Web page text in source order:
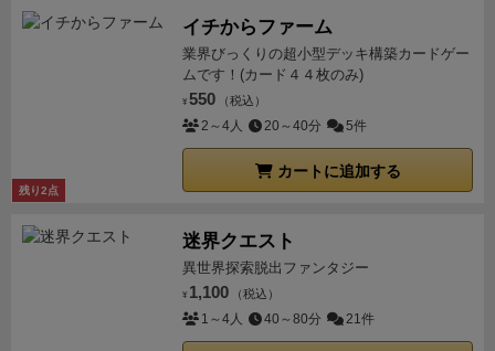
残り2点
イチからファーム
業界びっくりの超小型デッキ構築カードゲー
ムです！(カード４４枚のみ)
¥ 550 （税込）
2～4人 20～40分 5件
カートに追加する
迷界クエスト
異世界探索脱出ファンタジー
¥ 1,100 （税込）
1～4人 40～80分 21件